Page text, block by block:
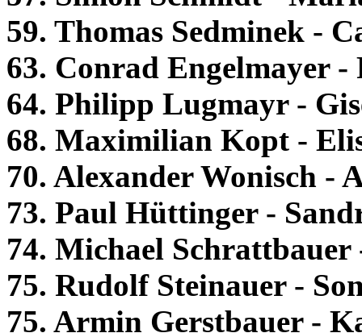
59. Thomas Sedminek -
63. Conrad Engelmayer
64. Philipp Lugmayr -
68. Maximilian Kopt -
70. Alexander Wonisch -
73. Paul Hüttinger -
74. Michael
75. Rudolf Steinauer -
75. Armin Gerstbauer -